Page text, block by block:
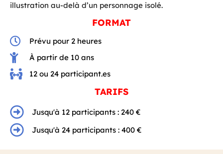
illustration au-delà d’un personnage isolé.
FORMAT
Prévu pour 2 heures
À partir de 10 ans
12 ou 24 participant.es
TARIFS
Jusqu'à 12 participants : 240 €
Jusqu'à 24 participants : 400 €